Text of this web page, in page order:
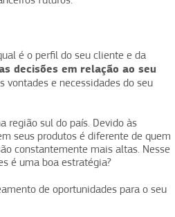
é o perfil do seu cliente e da
decisões em relação ao seu
vontades e necessidades do seu
região sul do país. Devido às
seus produtos é diferente de quem
constantemente mais altas. Nesse
é uma boa estratégia?
de oportunidades para o seu